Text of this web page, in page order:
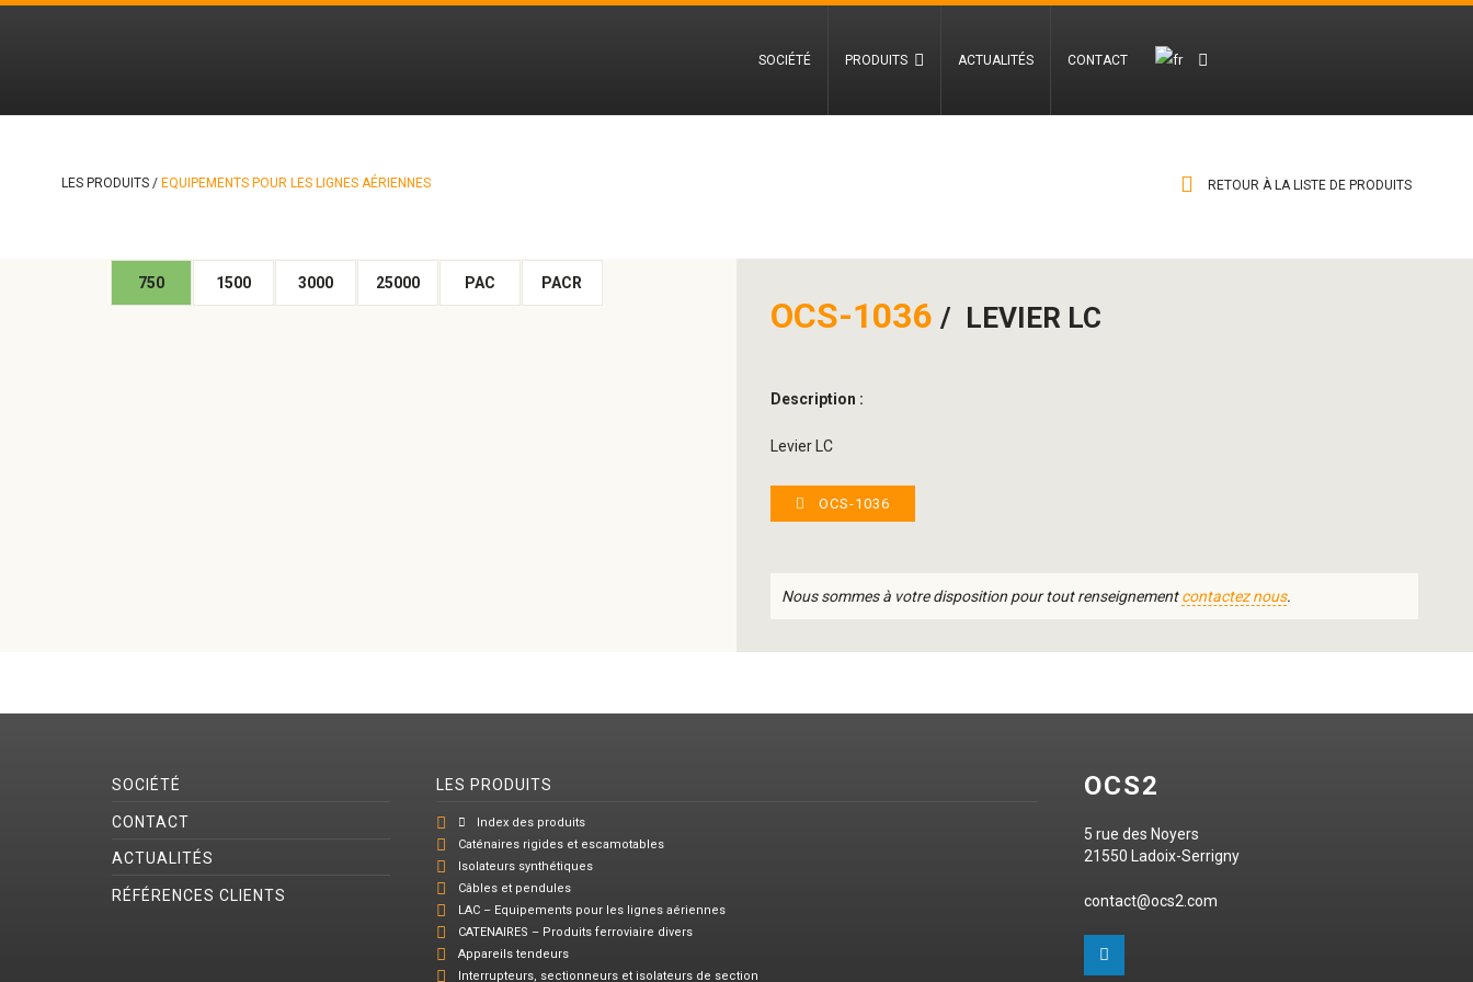
SOCIÉTÉ PRODUITS ACTUALITÉS CONTACT
LES PRODUITS / EQUIPEMENTS POUR LES LIGNES AÉRIENNES RETOUR À LA LISTE DE PRODUITS
750 1500 3000 25000 PAC PACR
OCS-1036 LEVIER LC
Description :
Levier LC
OCS-1036
Nous sommes à votre disposition pour tout renseignementcontactez nous.
SOCIÉTÉ
CONTACT
ACTUALITÉS
RÉFÉRENCES CLIENTS
LES PRODUITS
Index des produits
Caténaires rigides et escamotables
Isolateurs synthétiques
Câbles et pendules
LAC – Equipements pour les lignes aériennes
CATENAIRES – Produits ferroviaire divers
Appareils tendeurs
Interrupteurs, sectionneurs et isolateurs de section
OCS2
5 rue des Noyers
21550 Ladoix-Serrigny
contact@ocs2.com